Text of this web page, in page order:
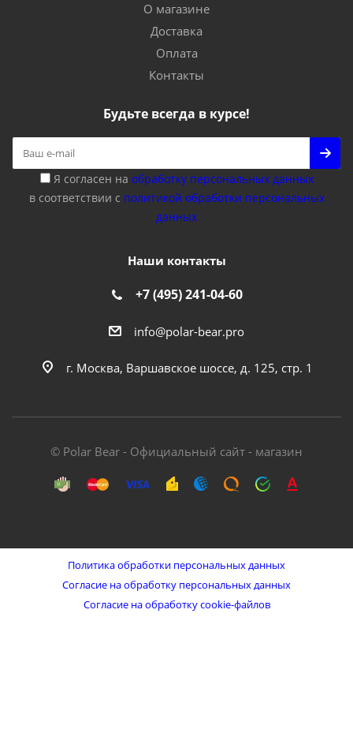
О магазине
Доставка
Оплата
Контакты
Будьте всегда в курсе!
Я согласен на обработку персональных данных
в соответствии с политикой обработки персональных
данных
Наши контакты
+7 (495) 241-04-60
info@polar-bear.pro
г. Москва, Варшавское шоссе, д. 125, стр. 1
© Polar Bear - Официальный сайт - магазин
Политика обработки персональных данных
Согласие на обработку персональных данных
Согласие на обработку cookie-файлов